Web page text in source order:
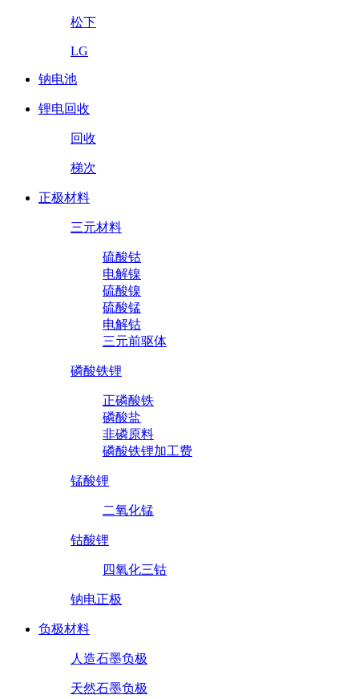
松下
LG
钠电池
锂电回收
回收
梯次
正极材料
三元材料
硫酸钴
电解镍
硫酸镍
硫酸锰
电解钴
三元前驱体
磷酸铁锂
正磷酸铁
磷酸盐
非磷原料
磷酸铁锂加工费
锰酸锂
二氧化锰
钴酸锂
四氧化三钴
钠电正极
负极材料
人造石墨负极
天然石墨负极